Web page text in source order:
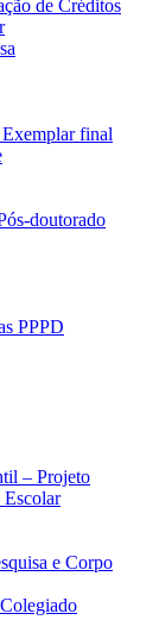
de Créditos
Exemplar final
doutorado
PPPD
– Projeto
Escolar
e Corpo